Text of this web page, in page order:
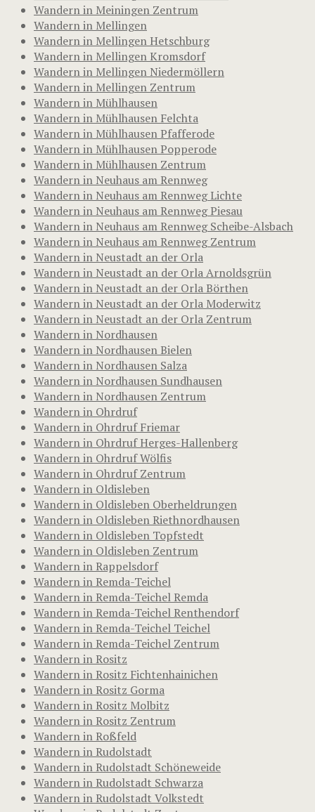
Wandern in Meiningen Zentrum
Wandern in Mellingen
Wandern in Mellingen Hetschburg
Wandern in Mellingen Kromsdorf
Wandern in Mellingen Niedermöllern
Wandern in Mellingen Zentrum
Wandern in Mühlhausen
Wandern in Mühlhausen Felchta
Wandern in Mühlhausen Pfafferode
Wandern in Mühlhausen Popperode
Wandern in Mühlhausen Zentrum
Wandern in Neuhaus am Rennweg
Wandern in Neuhaus am Rennweg Lichte
Wandern in Neuhaus am Rennweg Piesau
Wandern in Neuhaus am Rennweg Scheibe-Alsbach
Wandern in Neuhaus am Rennweg Zentrum
Wandern in Neustadt an der Orla
Wandern in Neustadt an der Orla Arnoldsgrün
Wandern in Neustadt an der Orla Börthen
Wandern in Neustadt an der Orla Moderwitz
Wandern in Neustadt an der Orla Zentrum
Wandern in Nordhausen
Wandern in Nordhausen Bielen
Wandern in Nordhausen Salza
Wandern in Nordhausen Sundhausen
Wandern in Nordhausen Zentrum
Wandern in Ohrdruf
Wandern in Ohrdruf Friemar
Wandern in Ohrdruf Herges-Hallenberg
Wandern in Ohrdruf Wölfis
Wandern in Ohrdruf Zentrum
Wandern in Oldisleben
Wandern in Oldisleben Oberheldrungen
Wandern in Oldisleben Riethnordhausen
Wandern in Oldisleben Topfstedt
Wandern in Oldisleben Zentrum
Wandern in Rappelsdorf
Wandern in Remda-Teichel
Wandern in Remda-Teichel Remda
Wandern in Remda-Teichel Renthendorf
Wandern in Remda-Teichel Teichel
Wandern in Remda-Teichel Zentrum
Wandern in Rositz
Wandern in Rositz Fichtenhainichen
Wandern in Rositz Gorma
Wandern in Rositz Molbitz
Wandern in Rositz Zentrum
Wandern in Roßfeld
Wandern in Rudolstadt
Wandern in Rudolstadt Schöneweide
Wandern in Rudolstadt Schwarza
Wandern in Rudolstadt Volkstedt